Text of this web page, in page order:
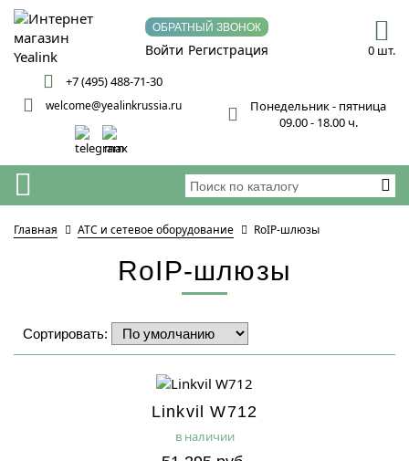
+7 (495) 488-71-30
welcome@yealinkrussia.ru
Понедельник - пятница
09.00 - 18.00 ч.
ОБРАТНЫЙ ЗВОНОК
Войти Регистрация 0 шт.
Главная АТС и сетевое оборудование RoIP-шлюзы
RoIP-шлюзы
Сортировать:
Linkvil W712
в наличии